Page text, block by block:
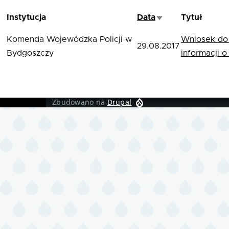
Instytucja DataSortuj rosnąco
Tytuł
Komenda Wojewódzka Policji w
Bydgoszczy
29.08.2017
Wniosek
informacji o
Zbudowano na Drupal